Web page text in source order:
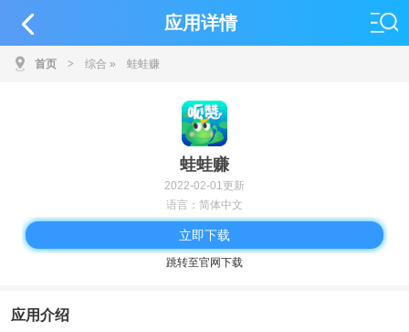
应用详情
首页 > 综合 » 蛙蛙赚
蛙蛙赚
2022-02-01更新
语言：简体中文
立即下载
跳转至官网下载
应用介绍